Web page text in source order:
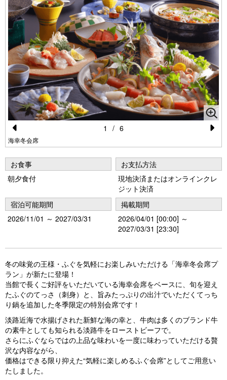
Pr
e
vi
o
u
s
海幸冬会席
e
xt
1 / 6
お食事
朝夕食付
お支払方法
現地決済またはオンラインクレ
ジット決済
宿泊可能期間
2026/11/01 ～ 2027/03/31
掲載期間
2026/04/01 [00:00] ～
2027/03/31 [23:30]
冬の味覚の王様・ふぐを気軽にお楽しみいただける「海幸冬会席プ
ラン」が新たに登場！
当館で長くご好評をいただいている海幸会席をベースに、旬を迎え
たふぐのてっさ（刺身）と、旨みたっぷりの出汁でいただくてっち
り鍋を追加した冬季限定の特別会席です！
淡路近海で水揚げされた新鮮な海の幸と、牛肉は多くのブランド牛
の素牛としても知られる淡路牛をローストビーフで。
さらにふぐならではの上品な味わいを一度に味わっていただける贅
沢な内容ながら、
価格はできる限り抑えた“気軽に楽しめるふぐ会席”としてご用意い
たしました。